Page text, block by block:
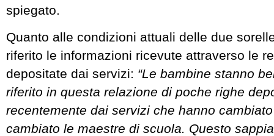
spiegato.
Quanto alle condizioni attuali delle due
riferito le informazioni ricevute attraverso le
depositate dai servizi: “Le bambine stanno
riferito in questa relazione di poche righe
recentemente dai servizi che hanno
cambiato le maestre di scuola. Questo